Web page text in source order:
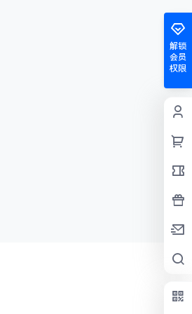
解锁
会员
权限